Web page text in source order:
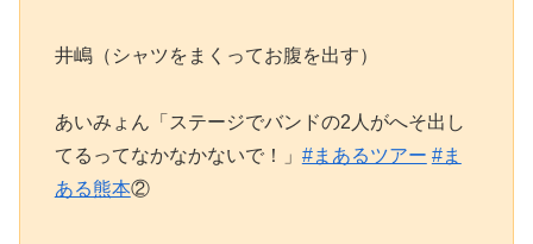
井嶋（シャツをまくってお腹を出す）
あいみょん「ステージでバンドの2人がへそ出し
てるってなかなかないで！」 #まあるツアー #ま
ある熊本②